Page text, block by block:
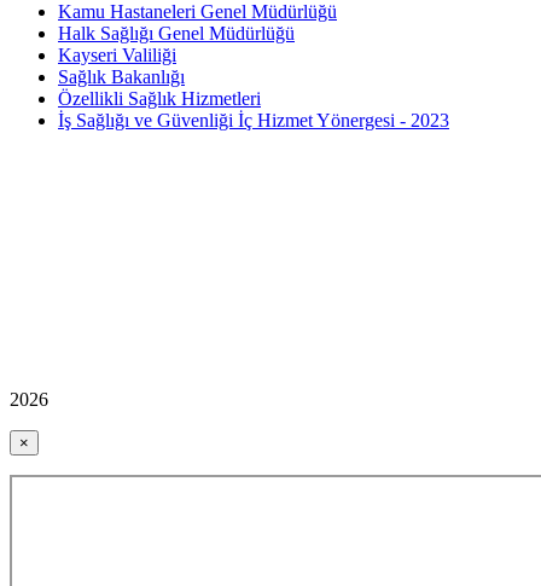
Kamu Hastaneleri Genel Müdürlüğü
Halk Sağlığı Genel Müdürlüğü
Kayseri Valiliği
Sağlık Bakanlığı
Özellikli Sağlık Hizmetleri
İş Sağlığı ve Güvenliği İç Hizmet Yönergesi - 2023
2026
×